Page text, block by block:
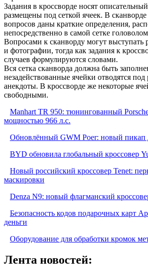
Задания в кроссворде носят
размещены под сеткой ячеек. В
вопросов даны краткие определения,
непосредственно в самой сетке
Вопросами к сканворду могут выступать
и фотографии, тогда как задания к
случаев формулируются словами.
Вся сетка сканворда должна быть
незадействованные ячейки отводятся
анекдоты. В кроссворде же некоторые
свободными.
Manhart TR 950: тюнингованный
мощностью 966 л.с.
Обновлённый GWM Poer: новый пикап
BYD обновила глобальный кроссовер
Новый российский кроссовер Tenet:
маскировки
Denza N9: новый флагманский
Безопасность кодов подарочных карт
деньги
Оборудование для обработки кромок
Лента новостей: